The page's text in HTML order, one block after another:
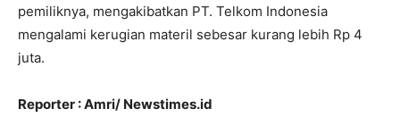
pemiliknya, mengakibatkan PT. Telkom Indonesia
mengalami kerugian materil sebesar kurang lebih Rp 4
juta.
Reporter : Amri/ Newstimes.id